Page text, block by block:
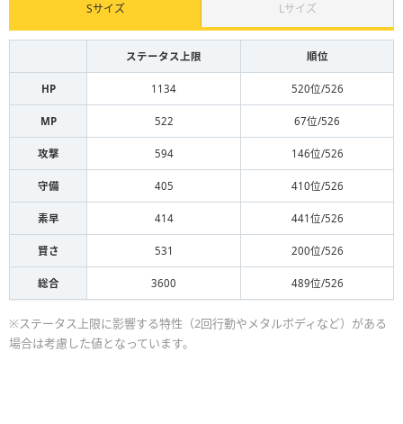
Sサイズ Lサイズ
ステータス上限 順位
HP 1134 520位/526
MP 522 67位/526
攻撃 594 146位/526
守備 405 410位/526
素早 414 441位/526
賢さ 531 200位/526
総合 3600 489位/526
※ステータス上限に影響する特性（2回行動やメタルボディなど）がある
場合は考慮した値となっています。